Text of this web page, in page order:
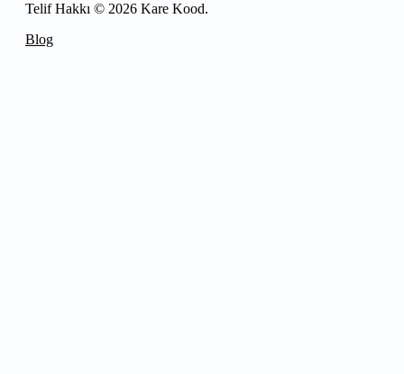
Telif Hakkı © 2026 Kare Kood.
Blog